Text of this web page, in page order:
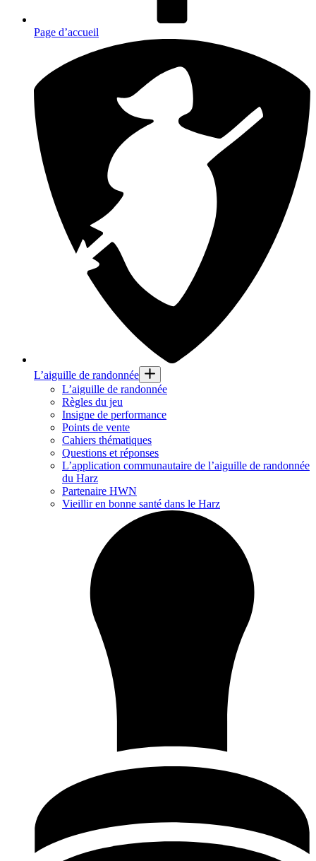
Page d’accueil
L’aiguille de randonnée
L’aiguille de randonnée
Règles du jeu
Insigne de performance
Points de vente
Cahiers thématiques
Questions et réponses
L’application communautaire de l’aiguille de randonnée
du Harz
Partenaire HWN
Vieillir en bonne santé dans le Harz